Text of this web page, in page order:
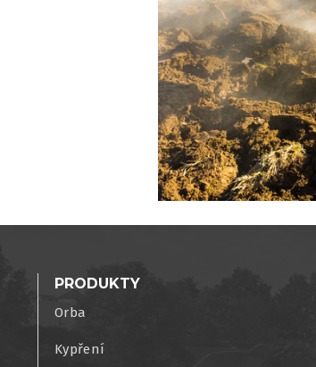
PRODUKTY
Orba
Kypření